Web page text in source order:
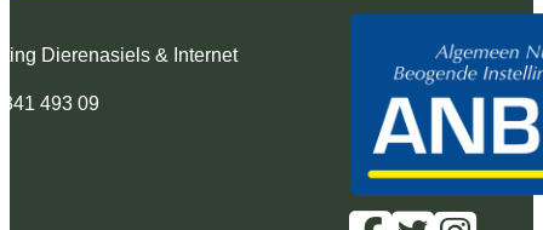
Dierenasiels & Internet
493 09